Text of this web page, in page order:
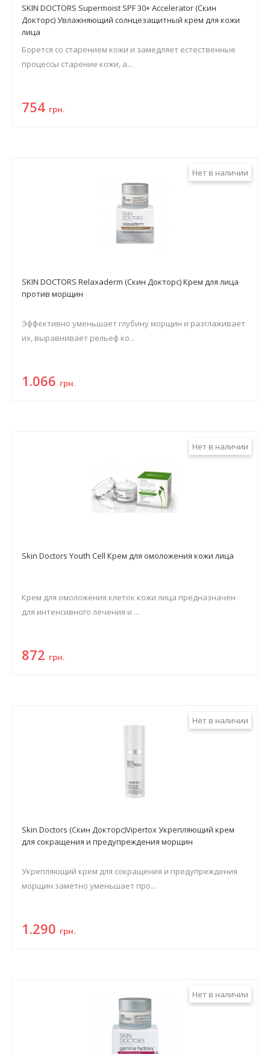
SKIN DOCTORS Supermoist SPF 30+ Accelerator (Скин
Докторс) Увлажняющий солнцезащитный крем для кожи
лица
Борется со старением кожи и замедляет естественные
процессы старение кожи, а...
754 грн.
Нет в наличии
SKIN DOCTORS Relaxaderm (Скин Докторс) Крем для лица
против морщин
Эффективно уменьшает глубину морщин и разглаживает
их, выравнивает рельеф ко...
1.066 грн.
Нет в наличии
Skin Doctors Youth Cell Крем для омоложения кожи лица
Крем для омоложения клеток кожи лица предназначен
для интенсивного лечения и ...
872 грн.
Нет в наличии
Skin Doctors (Скин Докторс)Vipertox Укрепляющий крем
для сокращения и предупреждения морщин
Укрепляющий крем для сокращения и предупреждения
морщин заметно уменьшает про...
1.290 грн.
Нет в наличии